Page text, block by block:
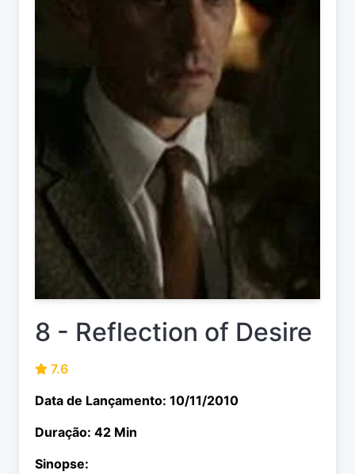
8 - Reflection of Desire
7.6
Data de Lançamento: 10/11/2010
Duração: 42 Min
Sinopse: